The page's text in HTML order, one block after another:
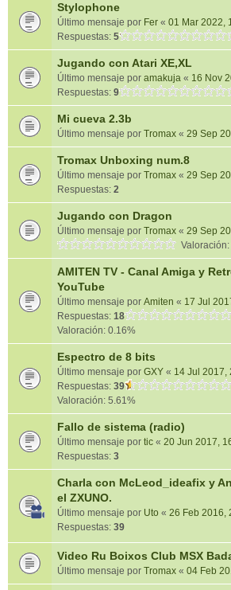
Stylophone
Último mensaje por Fer « 01 Mar 2022,
Respuestas: 5
Jugando con Atari XE,XL
Último mensaje por amakuja « 16 Nov
Respuestas: 9
Mi cueva 2.3b
Último mensaje por Tromax « 29 Sep
Tromax Unboxing num.8
Último mensaje por Tromax « 29 Sep
Respuestas: 2
Jugando con Dragon
Último mensaje por Tromax « 29 Sep
AMITEN TV - Canal Amiga y
YouTube
Último mensaje por Amiten « 17 Jul
Respuestas: 18
Valoración: 0.16%
Espectro de 8 bits
Último mensaje por GXY « 14 Jul 2017,
Respuestas: 39
Valoración: 5.61%
Fallo de sistema (radio)
Último mensaje por tic « 20 Jun 2017,
Respuestas: 3
Charla con McLeod_ideafix y
el ZXUNO.
Último mensaje por Uto « 26 Feb 2016,
Respuestas: 39
Video Ru Boixos Club MSX
Último mensaje por Tromax « 04 Feb